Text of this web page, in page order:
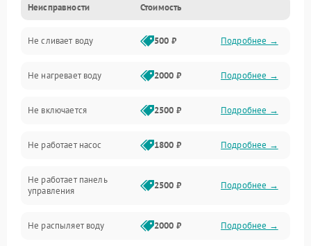
Управление
Электропитание
Датчики
Нагрев
Вода
Гигиена
Программное обеспечение
Неисправности Стоимость
Не сливает воду 500 ₽ Подробнее →
Не нагревает воду 2000 ₽ Подробнее →
Не включается 2500 ₽ Подробнее →
Не работает насос 1800 ₽ Подробнее →
Не работает панель
управления
2500 ₽ Подробнее →
Не распыляет воду 2000 ₽ Подробнее →